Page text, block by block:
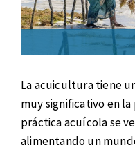
La acuicultura tiene
muy significativo en
práctica acuícola se
alimentando un